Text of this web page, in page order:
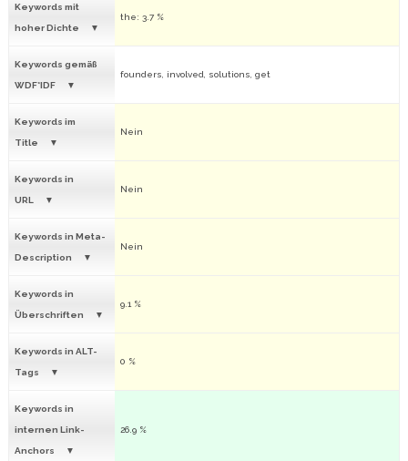
Keywords mit
hoher Dichte
the: 3.7 %
Keywords gemäß
WDF*IDF
founders, involved, solutions, get
Keywords im
Title
Nein
Keywords in
URL
Nein
Keywords in Meta-
Description
Nein
Keywords in
Überschriften
9.1 %
Keywords in ALT-
Tags
0 %
Keywords in
internen Link-
Anchors
26.9 %